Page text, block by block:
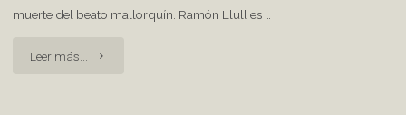
muerte del beato mallorquín. Ramón Llull es …
Leer más... "Ramon